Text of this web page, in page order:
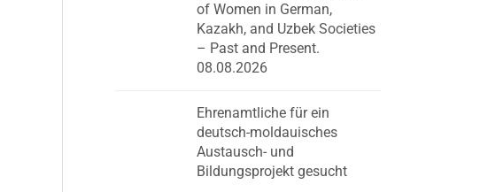
of Women in German,
Kazakh, and Uzbek Societies
– Past and Present.
08.08.2026
Ehrenamtliche für ein
deutsch-moldauisches
Austausch- und
Bildungsprojekt gesucht